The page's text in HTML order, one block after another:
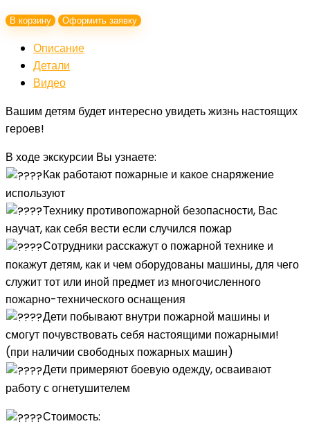
В
гости
пожарным
В корзину Оформить заявку
Описание
Детали
Видео
Вашим детям будет интересно увидеть жизнь настоящих
героев!
В ходе экскурсии Вы узнаете:
Как работают пожарные и какое снаряжение
используют
Технику противопожарной безопасности, Вас
научат, как себя вести если случился пожар
Сотрудники расскажут о пожарной технике и
покажут детям, как и чем оборудованы машины, для чего
служит тот или иной предмет из многочисленного
пожарно-технического оснащения
Дети побывают внутри пожарной машины и
смогут почувствовать себя настоящими пожарными!
(при наличии свободных пожарных машин)
Дети примеряют боевую одежду, осваивают
работу с огнетушителем
Стоимость: